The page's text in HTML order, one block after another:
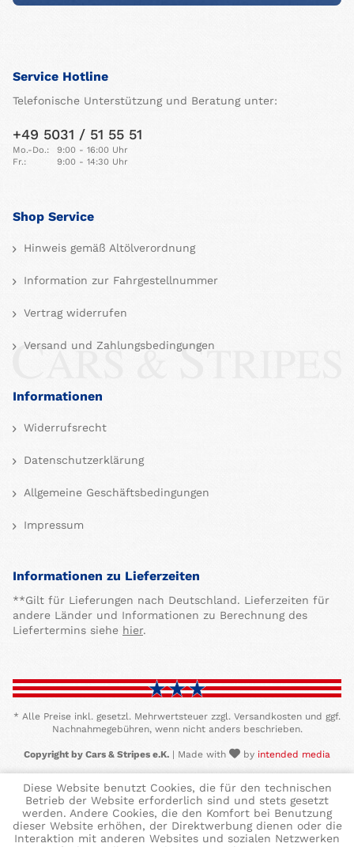
Service Hotline
Telefonische Unterstützung und Beratung unter:
+49 5031 / 51 55 51
Mo.-Do.:
9:00 - 16:00 Uhr
Fr.:
9:00 - 14:30 Uhr
Shop Service
Hinweis gemäß Altölverordnung
Information zur Fahrgestellnummer
Vertrag widerrufen
Versand und Zahlungsbedingungen
Informationen
Widerrufsrecht
Datenschutzerklärung
Allgemeine Geschäftsbedingungen
Impressum
Informationen zu Lieferzeiten
**Gilt für Lieferungen nach Deutschland. Lieferzeiten für
andere Länder und Informationen zu Berechnung des
Liefertermins siehe hier.
* Alle Preise inkl. gesetzl. Mehrwertsteuer zzgl. Versandkosten und ggf.
Nachnahmegebühren, wenn nicht anders beschrieben.
Copyright by Cars & Stripes e.K. | Made with by intended media
Diese Website benutzt Cookies, die für den technischen
Betrieb der Website erforderlich sind und stets gesetzt
werden. Andere Cookies, die den Komfort bei Benutzung
dieser Website erhöhen, der Direktwerbung dienen oder die
Interaktion mit anderen Websites und sozialen Netzwerken